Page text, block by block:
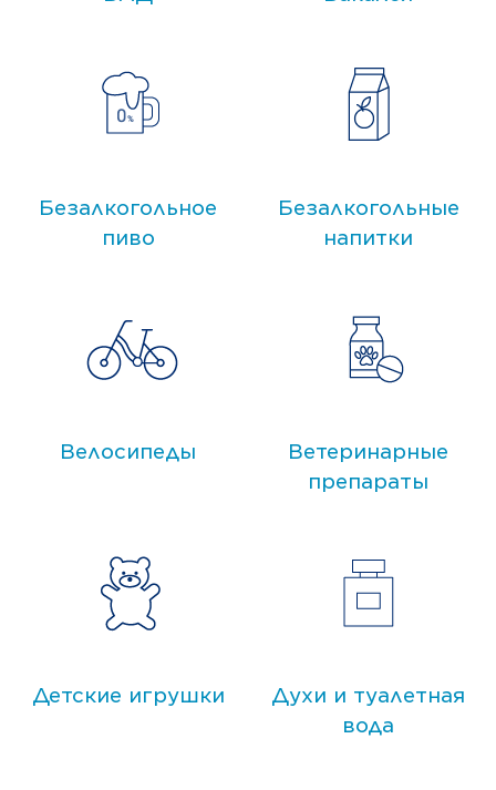
Безалкогольное
пиво
Безалкогольные
напитки
Велосипеды
Ветеринарные
препараты
Детские игрушки
Духи и туалетная
вода